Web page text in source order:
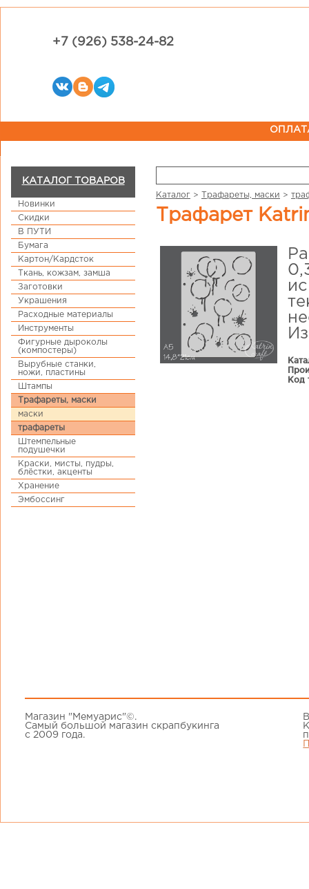
+7 (926) 538-24-82
КАТАЛОГ ТОВАРОВ
Новинки
Скидки
В ПУТИ
Бумага
Картон/Кардсток
Ткань, кожзам, замша
Заготовки
Украшения
Расходные материалы
Инструменты
Фигурные дыроколы
(компостеры)
Вырубные станки,
ножи, пластины
Штампы
Трафареты, маски
маски
трафареты
Штемпельные
подушечки
Краски, мисты, пудры,
блёстки, акценты
Хранение
Эмбоссинг
Каталог > Трафареты, маски >
Трафарет
Код
Магазин "Мемуарис"©.
Самый большой магазин скрапбукинга
с 2009 года.